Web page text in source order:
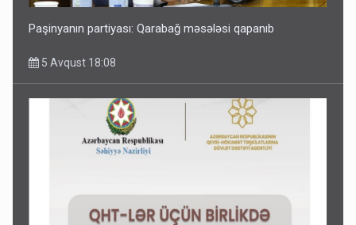
Paşinyanın partiyası: Qarabağ məsələsi qapanıb
5 Avqust 18:08